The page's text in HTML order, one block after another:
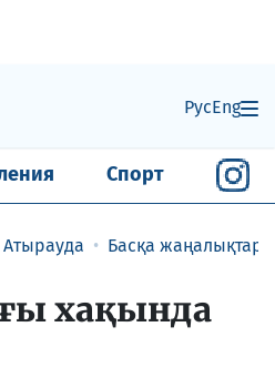
РусEng
Спорт
Атырауда Басқа жаңалықтар
хақында